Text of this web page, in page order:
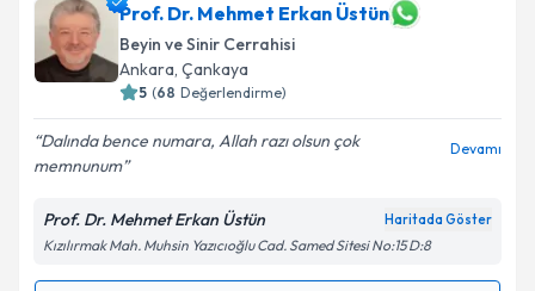
Prof. Dr. Mehmet Erkan Üstün
Beyin ve Sinir Cerrahisi
Ankara, Çankaya
5 (68 Değerlendirme)
Dalında bence numara, Allah razı olsun çok
memnunum
Devamı
Prof. Dr. Mehmet Erkan Üstün Haritada Göster
Kızılırmak Mah. Muhsin Yazıcıoğlu Cad. Samed Sitesi No:15 D:8